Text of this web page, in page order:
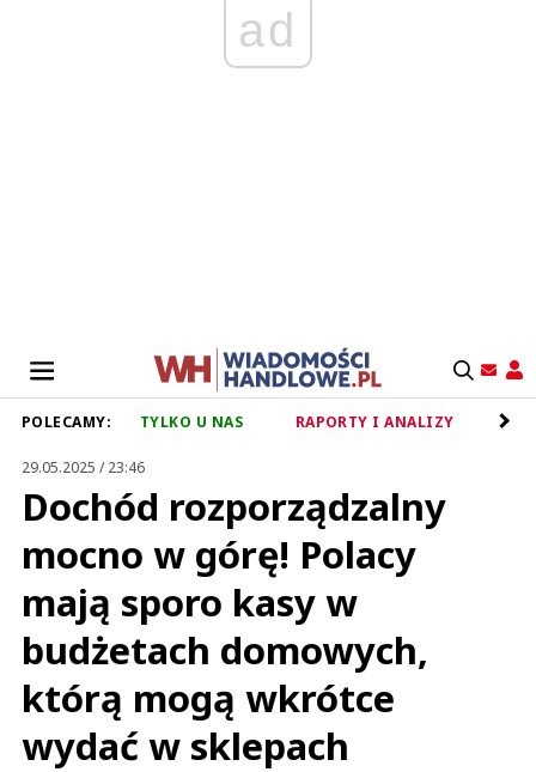
ad
POLECAMY: TYLKO U NAS RAPORTY I ANALIZY
29.05.2025 / 23:46
Dochód rozporządzalny
mocno w górę! Polacy
mają sporo kasy w
budżetach domowych,
którą mogą wkrótce
wydać w sklepach